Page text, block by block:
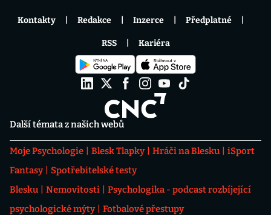
Další témata z našich webů
Moje Psychologie Blesk Tlapky Hráči na Blesku
iSport
Fantasy
Spotřebitelské testy
Blesku
Nemovitosti
Psychologika - podcast rozbíjející
psychologické mýty
Fotbalové přestupy
Kontakty Redakce Inzerce Předplatné
RSS Kariéra